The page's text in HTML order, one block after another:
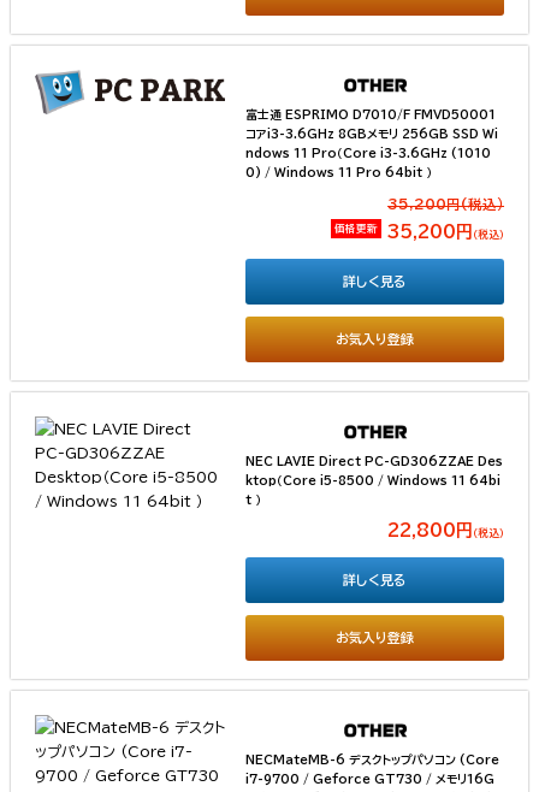
富士通 ESPRIMO D7010/F FMVD50001
コアi3-3.6GHz 8GBメモリ 256GB SSD Wi
ndows 11 Pro（Core i3-3.6GHz (1010
0) / Windows 11 Pro 64bit ）
35,200円(税込）
価格更新 35,200円 （税込）
お気入り登録
詳しく見る
NEC LAVIE Direct PC-GD306ZZAE Des
ktop（Core i5-8500 / Windows 11 64bi
t ）
22,800円 （税込）
お気入り登録
詳しく見る
NECMateMB-6 デスクトップパソコン (Core
i7-9700 / Geforce GT730 / メモリ16G